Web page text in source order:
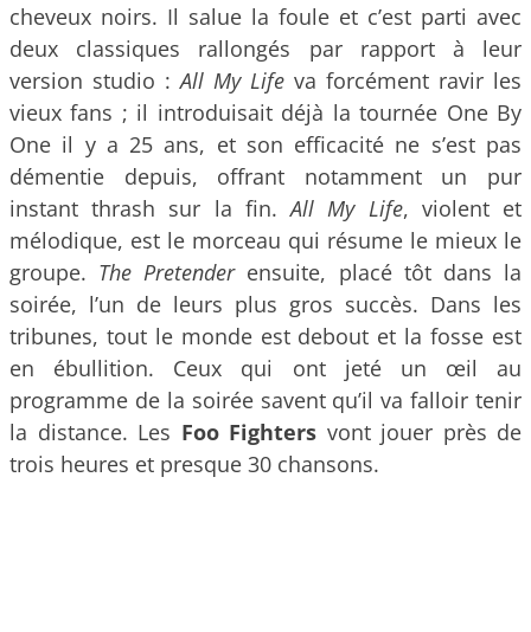
cheveux noirs. Il salue la foule et c’est parti avec
deux classiques rallongés par rapport à leur
version studio :All My Life va forcément ravir les
vieux fans ; il introduisait déjà la tournée One By
One il y a 25 ans, et son efficacité ne s’est pas
démentie depuis, offrant notamment un pur
instant thrash sur la fin.All My Life, violent et
mélodique, est le morceau qui résume le mieux le
groupe. The Pretenderensuite, placé tôt dans la
soirée, l’un de leurs plus gros succès. Dans les
tribunes, tout le monde est debout et la fosse est
en ébullition. Ceux qui ont jeté un œil au
programme de la soirée savent qu’il va falloir tenir
la distance. Les Foo Fighters vont jouer près de
trois heures et presque 30 chansons.